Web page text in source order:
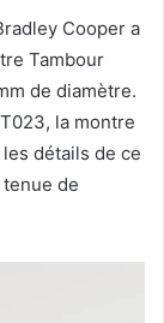
Cooper a
Tambour
de diamètre.
la montre
détails de ce
de